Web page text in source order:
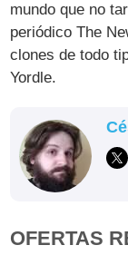
mundo que no
periódico The
clones de todo
Yordle.
OFERTAS